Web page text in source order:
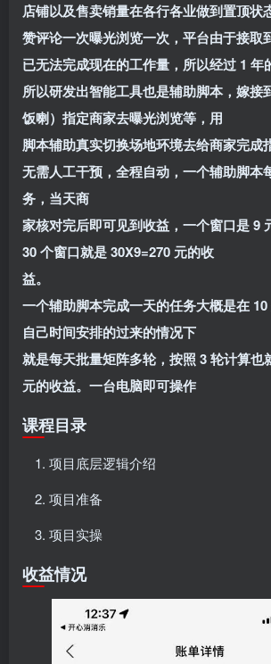
店铺以及售卖销量在各行各业做到置顶状
赞评论一次曝光浏览一次，平台由于接取
已无法完成现在的工作量，所以经过 1 年
所以研发出智能工具也是辅助脚本，嫁接
饭喇）指定商家去曝光浏览等，用
脚本辅助真实切换场地环境去给商家完成
无需人工干预，全程自动，一个辅助脚本
务，当天商
家核对完后即可见到收益，一个窗口是 9
30 个窗口就是 30X9=270 元的收
益。
一个辅助脚本完成一天的任务大概是在
自己时间安排的过来的情况下
就是每天批量矩阵多轮，按照 3 轮计算也
元的收益。一台电脑即可操作
课程目录
项目底层逻辑介绍
项目准备
项目实操
收益情况